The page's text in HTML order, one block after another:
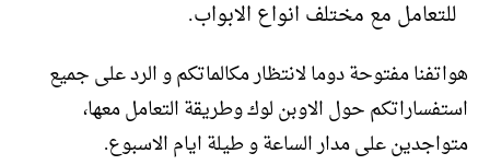
للتعامل مع مختلف انواع الابواب.
هواتفنا مفتوحة دوما لانتظار مكالماتكم و الرد على جميع
استفساراتكم حول الاوبن لوك وطريقة التعامل معها،
متواجدين على مدار الساعة و طيلة ايام الاسبوع.